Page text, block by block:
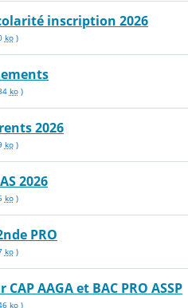
inscription 2026
ko)
ko)
2026
ko)
2026
ko)
PRO
ko)
AAGA et BAC PRO ASSP
ko)